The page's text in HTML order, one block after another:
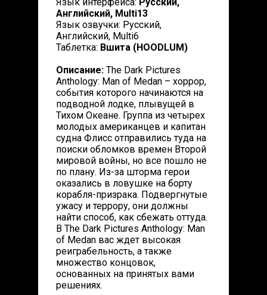
Английский, Multi13
Язык озвучки: Русский,
Английский, Multi6
Таблетка: Вшита (HOODLUM)
Описание: The Dark Pictures
Anthology: Man of Medan – хоррор,
события которого начинаются на
подводной лодке, плывущей в
Тихом Океане. Группа из четырех
молодых американцев и капитан
судна Флисс отправились туда на
поиски обломков времен Второй
мировой войны, но все пошло не
по плану. Из-за шторма герои
оказались в ловушке на борту
корабля-призрака. Подвергнутые
ужасу и террору, они должны
найти способ, как сбежать оттуда.
В The Dark Pictures Anthology: Man
of Medan вас ждет высокая
реиграбельность, а также
множество концовок,
основанных на принятых вами
решениях.